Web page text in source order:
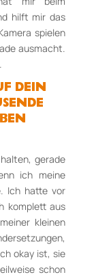
hilft mir das
spielen
ausmacht.
DEIN
gerade
ich meine
Ich hatte vor
komplett aus
kleinen
okay ist, sie
schon